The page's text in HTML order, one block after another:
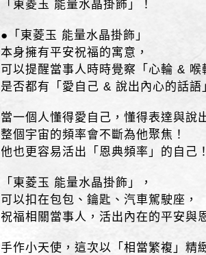
「東菱玉 能量水晶掛飾」！
●「東菱玉 能量水晶掛飾」
本身擁有平安祝福的寓意，
可以提醒當事人時時覺察「心輪 & 喉
是否都有「愛自己 & 說出內心的話語
當一個人懂得愛自己，懂得表達與說
整個宇宙的頻率會不斷為他聚焦！
他也更容易活出「恩典頻率」的自己
「東菱玉 能量水晶掛飾」，
可以扣在包包、鑰匙、汽車駕駛座，
祝福相關當事人，活出內在的平安與
手作小天使，這次以「相當繁複」精